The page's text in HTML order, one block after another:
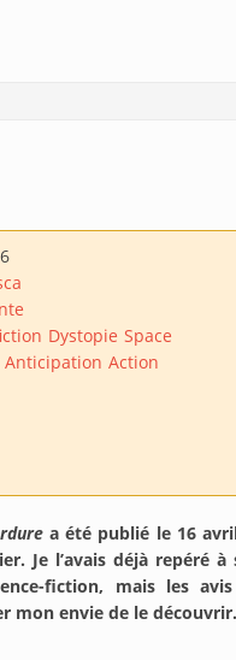
Dystopie Space
Anticipation Action
a été publié le 16
Je l’avais déjà repéré
fiction, mais les
mon envie de le